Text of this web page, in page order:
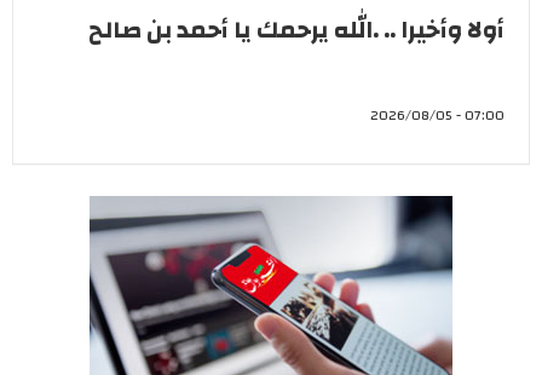
أولا وأخيرا .. .الله يرحمك يا أحمد بن صالح
07:00 - 2026/08/05